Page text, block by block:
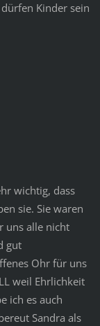
Kinder sein
wichtig, dass
sie. Sie waren
uns alle nicht
gut
Ohr für uns
weil Ehrlichkeit
ich es auch
Sandra als